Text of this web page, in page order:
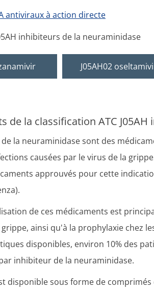
antiviraux à action directe
inhibiteurs de la neuraminidase
J05AH02
de la classification ATC
la neuraminidase sont des
causées par le virus de la
approuvés pour cette
de ces médicaments est
ainsi qu'à la prophylaxie chez
disponibles, environ 10% des
inhibiteur de la neuraminidase.
disponible sous forme de